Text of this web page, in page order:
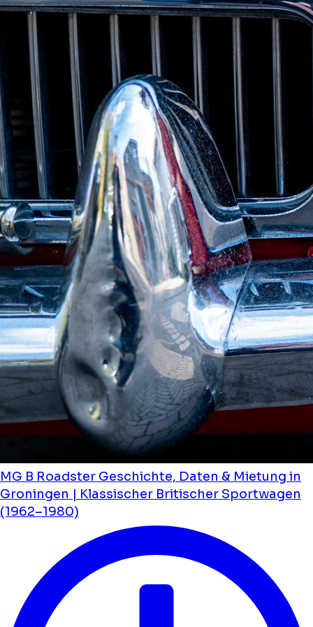
MG B Roadster Geschichte, Daten & Mietung in
Groningen | Klassischer Britischer Sportwagen
(1962–1980)